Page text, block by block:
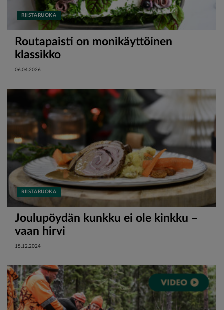
RIISTARUOKA
Routapaisti on monikäyttöinen
klassikko
06.04.2026
RIISTARUOKA
Joulupöydän kunkku ei ole kinkku –
vaan hirvi
15.12.2024